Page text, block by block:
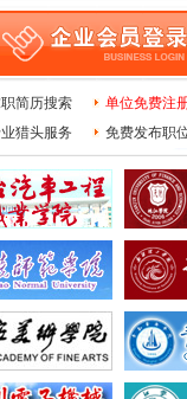
简历搜索
单位免费注
猎头服务
免费发布职